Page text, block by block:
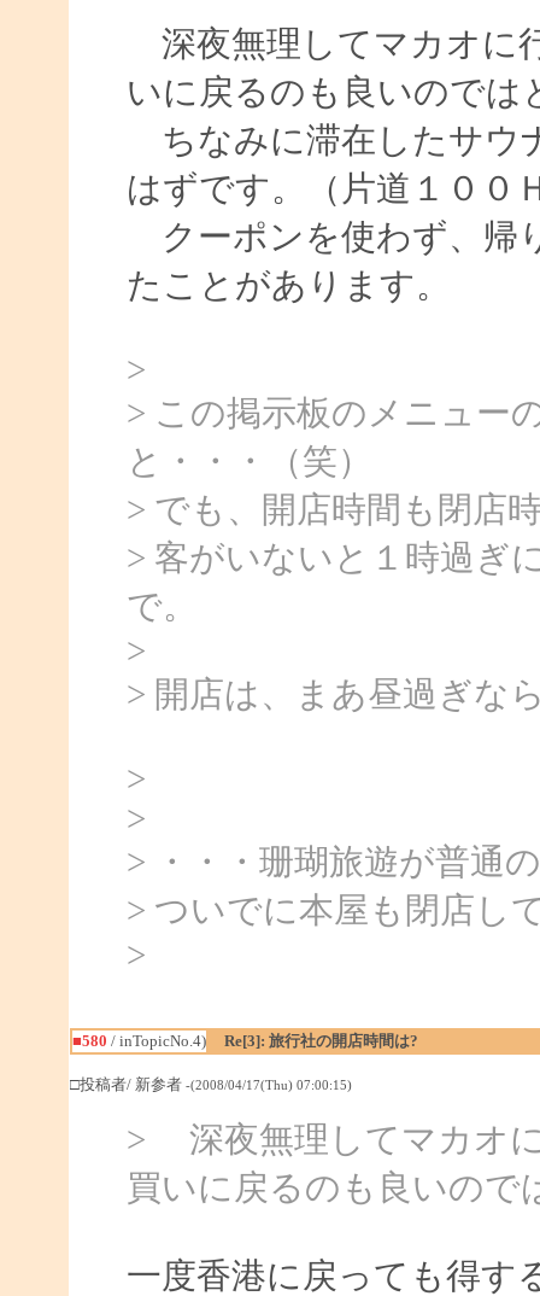
深夜無理してマカオに
いに戻るのも良いのでは
ちなみに滞在したサウ
はずです。（片道１０
クーポンを使わず、帰
たことがあります。
>
> この掲示板のメニュー
と・・・（笑）
> でも、開店時間も閉店
> 客がいないと１時過ぎ
で。
>
> 開店は、まあ昼過ぎな
>
>
> ・・・珊瑚旅遊が普通
> ついでに本屋も閉店し
>
■580 / inTopicNo.4) Re[3]: 旅行社の開店時間は?
□投稿者/ 新参者 -(2008/04/17(Thu) 07:00:15)
> 深夜無理してマカオ
買いに戻るのも良いので
一度香港に戻っても得す